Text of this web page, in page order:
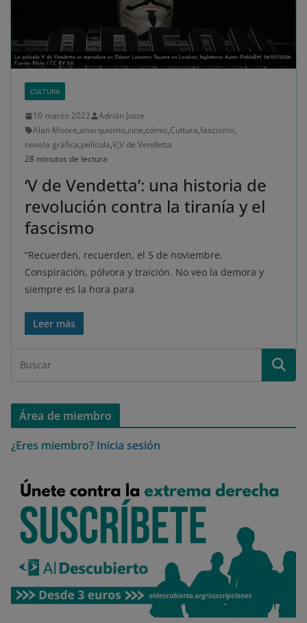
CULTURA
10 marzo 2022
Adrián Juste
Alan Moore,anarquismo,cine,cómic,Cultura,fascismo,
novela gráfica,película,V,V de Vendetta
28 minutos de lectura
‘V de Vendetta’: una historia de
revolución contra la tiranía y el
fascismo
“Recuerden, recuerden, el 5 de noviembre.
Conspiración, pólvora y traición. No veo la demora y
siempre es la hora para
Leer más
Área de miembro
¿Eres miembro? Inicia sesión